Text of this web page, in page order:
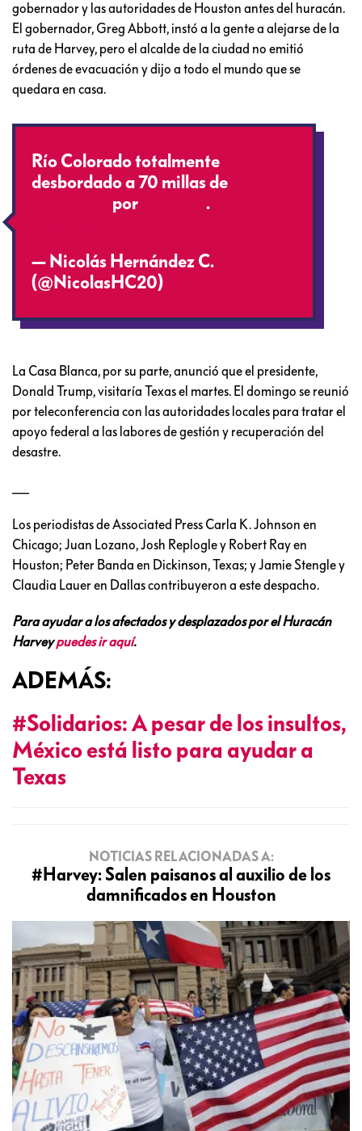
gobernador y las autoridades de Houston antes del huracán.
El gobernador, Greg Abbott, instó a la gente a alejarse de la
ruta de Harvey, pero el alcalde de la ciudad no emitió
órdenes de evacuación y dijo a todo el mundo que se
quedara en casa.
Río Colorado totalmente
desbordado a 70 millas de
por
.
— Nicolás Hernández C.
(@NicolasHC20)
La Casa Blanca, por su parte, anunció que el presidente,
Donald Trump, visitaría Texas el martes. El domingo se reunió
por teleconferencia con las autoridades locales para tratar el
apoyo federal a las labores de gestión y recuperación del
desastre.
Los periodistas de Associated Press Carla K. Johnson en
Chicago; Juan Lozano, Josh Replogle y Robert Ray en
Houston; Peter Banda en Dickinson, Texas; y Jamie Stengle y
Claudia Lauer en Dallas contribuyeron a este despacho.
Para ayudar a los afectados y desplazados por el Huracán
Harveypuedes ir aquí.
ADEMÁS:
#Solidarios: A pesar de los insultos,
México está listo para ayudar a
Texas
NOTICIAS RELACIONADAS A:
#Harvey: Salen paisanos al auxilio de los
damnificados en Houston